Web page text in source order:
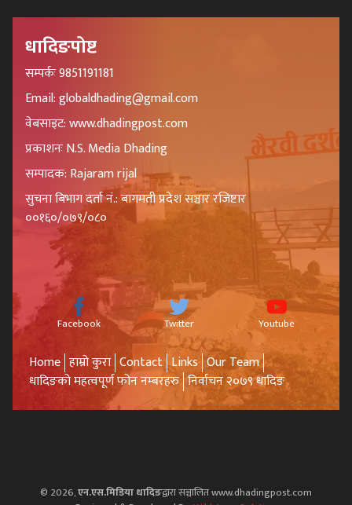
धादिङपोष्ट
सम्पर्कः 9851191181
Email: globaldhading@gmail.com
वेबसाइट: www.dhadingpost.com
प्रकाशनः N.S. Media Dhading
सम्पादक: Rajaram rijal
सुचना बिभाग दर्ता नं.: बागमती प्रदेश सञ्चार रजिष्टार
००१६०/०७९/०८०
Facebook Twitter Youtube
Home हाम्रो कुरा Contact Links Our Team
धादिङको महत्वपूर्ण फोन नम्बरहरु निर्वाचन २०७९ धादिङ
© 2026,एन.एस.मिडिया धादिङद्वारा सञ्चालित www.dhadingpost.com